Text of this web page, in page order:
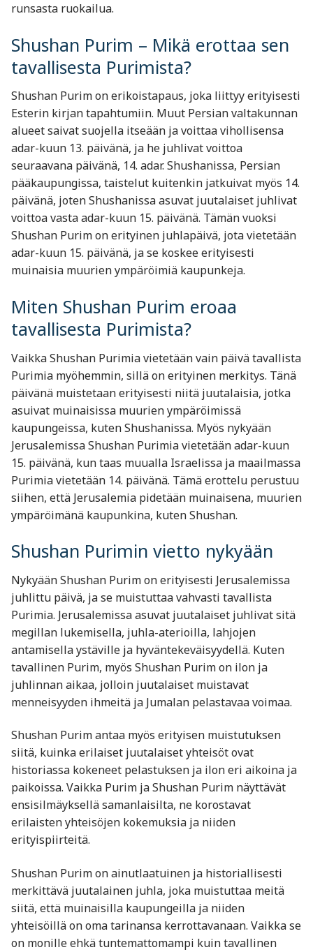
runsasta ruokailua.
Shushan Purim – Mikä erottaa sen
tavallisesta Purimista?
Shushan Purim on erikoistapaus, joka liittyy erityisesti
Esterin kirjan tapahtumiin. Muut Persian valtakunnan
alueet saivat suojella itseään ja voittaa vihollisensa
adar-kuun 13. päivänä, ja he juhlivat voittoa
seuraavana päivänä, 14. adar. Shushanissa, Persian
pääkaupungissa, taistelut kuitenkin jatkuivat myös 14.
päivänä, joten Shushanissa asuvat juutalaiset juhlivat
voittoa vasta adar-kuun 15. päivänä. Tämän vuoksi
Shushan Purim on erityinen juhlapäivä, jota vietetään
adar-kuun 15. päivänä, ja se koskee erityisesti
muinaisia muurien ympäröimiä kaupunkeja.
Miten Shushan Purim eroaa
tavallisesta Purimista?
Vaikka Shushan Purimia vietetään vain päivä tavallista
Purimia myöhemmin, sillä on erityinen merkitys. Tänä
päivänä muistetaan erityisesti niitä juutalaisia, jotka
asuivat muinaisissa muurien ympäröimissä
kaupungeissa, kuten Shushanissa. Myös nykyään
Jerusalemissa Shushan Purimia vietetään adar-kuun
15. päivänä, kun taas muualla Israelissa ja maailmassa
Purimia vietetään 14. päivänä. Tämä erottelu perustuu
siihen, että Jerusalemia pidetään muinaisena, muurien
ympäröimänä kaupunkina, kuten Shushan.
Shushan Purimin vietto nykyään
Nykyään Shushan Purim on erityisesti Jerusalemissa
juhlittu päivä, ja se muistuttaa vahvasti tavallista
Purimia. Jerusalemissa asuvat juutalaiset juhlivat sitä
megillan lukemisella, juhla-aterioilla, lahjojen
antamisella ystäville ja hyväntekeväisyydellä. Kuten
tavallinen Purim, myös Shushan Purim on ilon ja
juhlinnan aikaa, jolloin juutalaiset muistavat
menneisyyden ihmeitä ja Jumalan pelastavaa voimaa.
Shushan Purim antaa myös erityisen muistutuksen
siitä, kuinka erilaiset juutalaiset yhteisöt ovat
historiassa kokeneet pelastuksen ja ilon eri aikoina ja
paikoissa. Vaikka Purim ja Shushan Purim näyttävät
ensisilmäyksellä samanlaisilta, ne korostavat
erilaisten yhteisöjen kokemuksia ja niiden
erityispiirteitä.
Shushan Purim on ainutlaatuinen ja historiallisesti
merkittävä juutalainen juhla, joka muistuttaa meitä
siitä, että muinaisilla kaupungeilla ja niiden
yhteisöillä on oma tarinansa kerrottavanaan. Vaikka se
on monille ehkä tuntemattomampi kuin tavallinen